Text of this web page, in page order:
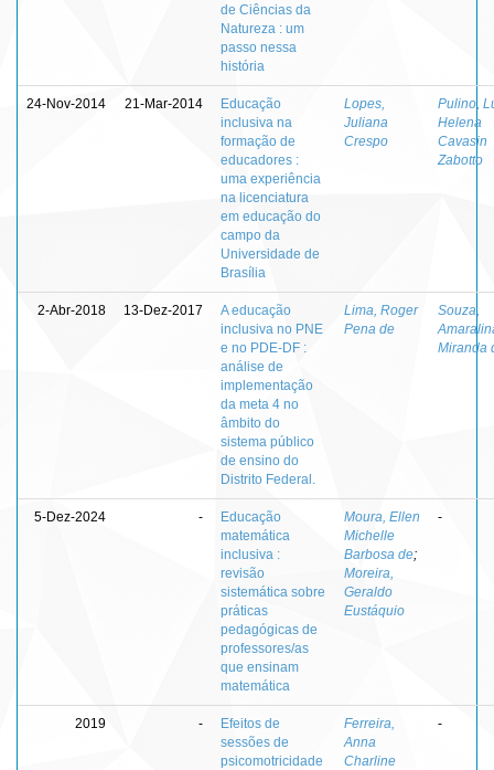
de Ciências da
Natureza : um
passo nessa
história
24-Nov-2014 21-Mar-2014
Educação
inclusiva na
formação de
educadores :
uma experiência
na licenciatura
em educação do
campo da
Universidade de
Brasília
Lopes,
Juliana
Crespo
Pulino,
Helena
Cavasin
Zabotto
2-Abr-2018 13-Dez-2017
A educação
inclusiva no PNE
e no PDE-DF :
análise de
implementação
da meta 4 no
âmbito do
sistema público
de ensino do
Distrito Federal.
Lima, Roger
Pena de
Souza,
Miranda
5-Dez-2024 -
Educação
matemática
inclusiva :
revisão
sistemática sobre
práticas
pedagógicas de
professores/as
que ensinam
matemática
Moura, Ellen
Michelle
Barbosa de;
Moreira,
Geraldo
Eustáquio
-
2019 -
Efeitos de
sessões de
psicomotricidade
Ferreira,
Anna
Charline
-